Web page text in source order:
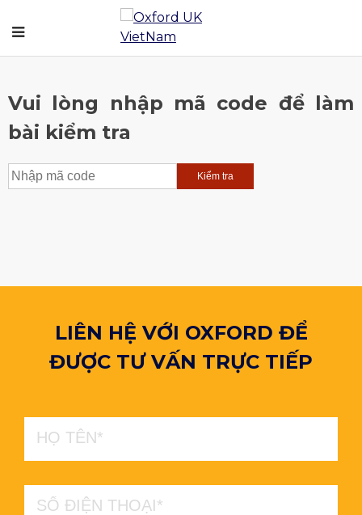
Vui lòng nhập mã code để làm
bài kiểm tra
LIÊN HỆ VỚI OXFORD ĐỂ
ĐƯỢC TƯ VẤN TRỰC TIẾP